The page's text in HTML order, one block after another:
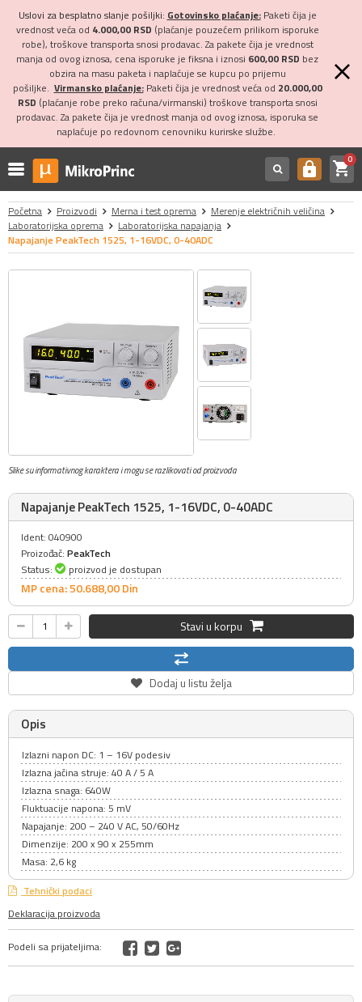
Uslovi za besplatno slanje pošiljki: Gotovinsko plaćanje:Paketi čija je
vrednost veća od 4.000,00 RSD (plaćanje pouzećem prilikom isporuke
robe), troškove transporta snosi prodavac. Za pakete čija je vrednost
manja od ovog iznosa, cena isporuke je fiksna i iznosi 600,00 RSD bez
obzira na masu paketa i naplaćuje se kupcu po prijemu
pošiljke. Virmansko plaćanje:Paketi čija je vrednost veća od 20.000,00
RSD (plaćanje robe preko računa/virmanski) troškove transporta snosi
prodavac. Za pakete čija je vrednost manja od ovog iznosa, isporuka se
naplaćuje po redovnom cenovniku kurirske službe.
https shopping_cart0
Početna Proizvodi Merna i test oprema
Merenje električnih veličina
Laboratorijska oprema
Laboratorijska napajanja
Napajanje PeakTech 1525, 1-16VDC, 0-40ADC
Slike su informativnog karaktera i mogu se razlikovati od proizvoda
Napajanje PeakTech 1525, 1-16VDC, 0-40ADC
Ident: 040900
Proizođač: PeakTech
Status:
proizvod je dostupan
MP cena: 50.688,00Din
Stavi u korpu
Dodaj u listu želja
Opis
Izlazni napon DC: 1 – 16V podesiv
Izlazna jačina struje: 40 A / 5 A
Izlazna snaga: 640W
Fluktuacije napona: 5 mV
Napajanje: 200 – 240 V AC, 50/60Hz
Dimenzije: 200 x 90 x 255mm
Masa: 2,6 kg
Tehnički podaci
Deklaracija proizvoda
Podeli sa prijateljima: